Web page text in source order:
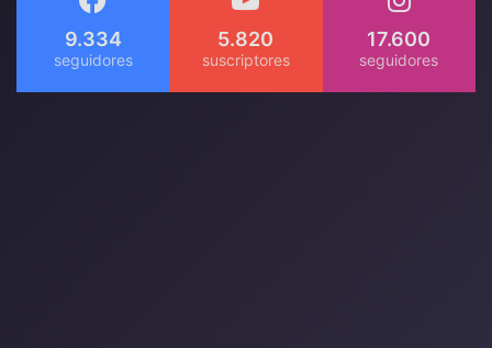
9.334 5.820 17.600